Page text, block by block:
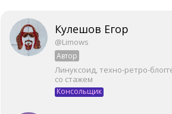
Кулешов Егор
@Limows
Автор
Линуксоид, техно-ретро-
со стажем
Консольщик